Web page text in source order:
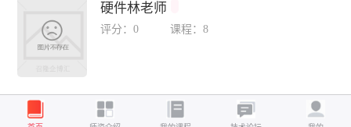
计等，专注于技术交流与经验分享。代表课程：
射频入门实战、27种常见元器件数据手册、电源
硬件林老师
评分：0 课程：8